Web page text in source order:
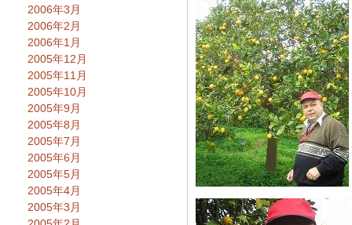
2006年3月
2006年2月
2006年1月
2005年12月
2005年11月
2005年10月
2005年9月
2005年8月
2005年7月
2005年6月
2005年5月
2005年4月
2005年3月